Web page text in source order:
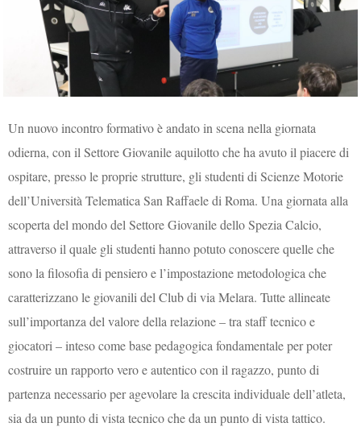
Un nuovo incontro formativo è andato in scena nella giornata
odierna, con il Settore Giovanile aquilotto che ha avuto il piacere di
ospitare, presso le proprie strutture, gli studenti di Scienze Motorie
dell’Università Telematica San Raffaele di Roma. Una giornata alla
scoperta del mondo del Settore Giovanile dello Spezia Calcio,
attraverso il quale gli studenti hanno potuto conoscere quelle che
sono la filosofia di pensiero e l’impostazione metodologica che
caratterizzano le giovanili del Club di via Melara. Tutte allineate
sull’importanza del valore della relazione – tra staff tecnico e
giocatori – inteso come base pedagogica fondamentale per poter
costruire un rapporto vero e autentico con il ragazzo, punto di
partenza necessario per agevolare la crescita individuale dell’atleta,
sia da un punto di vista tecnico che da un punto di vista tattico.